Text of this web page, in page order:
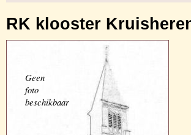
RK klooster
Geen
foto
beschikbaar